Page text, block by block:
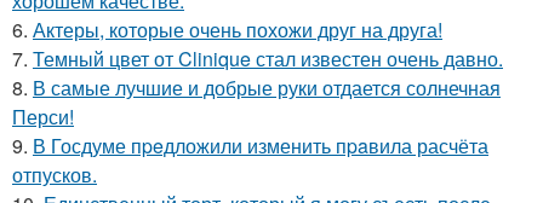
6. Актеры, которые очень похожи друг на друга!
7. Темный цвет от Clinique стал известен очень давно.
8. В самые лучшие и добрые руки отдается солнечная
Перси!
9. В Госдуме пpeдложили изменить пpaвила расчёта
отпусков.